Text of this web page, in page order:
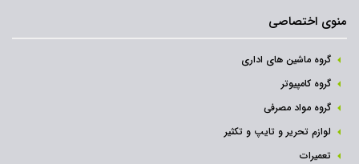
منوی اختصاصی
گروه ماشین های اداری
گروه کامپیوتر
گروه مواد مصرفی
لوازم تحریر و تایپ و تکثیر
تعمیرات